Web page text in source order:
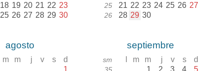
18 19 20 21 22 23
25 26 27 28 29 30
25 21 22 23 24 25 26 27
26 28 29 30
agosto
m m j v s d
1
septiembre
sm m m j v s d
35 1 2 3 4 5